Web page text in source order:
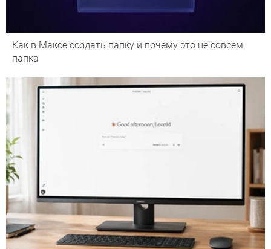
Как в Максе создать папку и почему это не совсем
папка